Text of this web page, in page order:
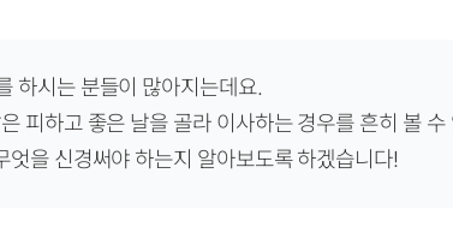
하시는 분들이 많아지는데요.
피하고 좋은 날을 골라 이사하는 경우를 흔히 볼 수
을 신경써야 하는지 알아보도록 하겠습니다!